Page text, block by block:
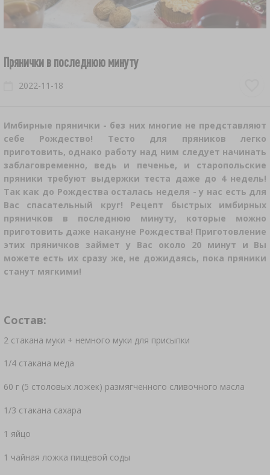
БАКТЕРИАЛЬНЫЕ ЗАКВАСКИ ДЛЯ
СТАРТЕРНЫЕ КУЛЬТУРЫ ДЛЯ КОЛБАС
ПОСОЛОЧНЫЕ СМЕСИ, МАРИНАДЫ, СПЕЦИИ
И ТРАВЫ
СЫЧУЖНЫЕ ФЕРМЕНТЫ ДЛЯ СЫРОДЕЛИЯ
ВСПОМОГАТЕЛЬНЫЕ ВЕЩЕСТВА ДЛЯ
СЫРОДЕЛИЯ
ЖЕЛИРУЮЩИЕ ВЕЩЕСТВА ДЛЯ ДЖЕМОВ
ДЛЯ ВЫПЕЧКИ
КОПТИЛЬНИ И КРЮЧКИ ›
ЩЕПА КОПТИЛЬНАЯ
ЧУГУННЫЕ КАСТРЮЛИ И СКОВОРОДКИ
ЖАРЕНИЕ НА ГРИЛЕ
КОЛБАСНЫЕ ШПРИЦЫ ›
ГОРШКИ И ФОРМЫ РИМСКИЕ
АКСЕССУАРЫ ДЛЯ ПОСОЛА
ЩИПЦЫ ДЛЯ МЯСА
ОБОЛОЧКИ ДЛЯ КОЛБАС
КОРЗИНЫ ДЛЯ БАЛЛОНОВ
РЕЗИНОВЫЕ ПРОБКИ И ПРОБКИ-КОЛПАЧКИ
ДЛЯ ВИННЫХ БУТЫЛЕЙ
БАНКИ ДЛЯ ФЕРМЕНТАЦИИ
ГИДРОЗАТВОРЫ
VYPITO
ПИТАТЕЛЬНЫЕ СРЕДЫ
ДРОЖЖИ
ПРЕССЫ
ФИЛЬТРОВАНИЕ
ГОРШКИ И ФОРМЫ РИМСКИЕ
ВСПОМОГАТЕЛЬНЫЕ ВЕЩЕСТВА
САЛФЕТКИ ДЛЯ СЫРА
ФОРМЫ ДЛЯ СЫРА
ДОПОЛНИТЕЛЬНЫЕ АКСЕССУАРЫ
ПРЕССЫ
ВАКУУМНАЯ УПАКОВКА ›
ЛИТЕРАТУРА
ЗАКВАСКИ БАКТЕРИАЛЬНЫЕ
ПРИПРАВЫ
ЭКСТРАКТЫ СОЛОДОВЫЕ
ДЕЛИКАТЕСЫ ЛОДЗИНСКИЕ
ДОБАВКИ К ПИВУ
ДРОЖЖИ
АРЕОМЕТРЫ
ФЕРМЕНТЕРЫ ПЛАСТИКОВЫЕ
ГИДРОЗАТВОРЫ
КРОНЕН-ПРОБКИ
БУТЫЛКИ
АНАЛИЗ ПИВА
БАНКИ
КРЫШКИ ДЛЯ БАНОК
АКСЕССУАРЫ ДЛЯ КОНСЕРВАЦИИ
МАШИНКИ ДЛЯ ПРОТИРАНИЯ ТОМАТОВ
ШИНКОВКИ ДЛЯ КАПУСТЫ
КОЛОТУШКИ ДЕРЕВЯННЫЕ ДЛЯ КАПУСТЫ
БОЧКИ И ПАКЕТЫ ДЛЯ ЗАСОЛКИ ›
КЕРАМИКА
БУТЫЛКИ
СКОРОВАРКИ
СУШИЛКИ ДЛЯ ПИЩЕВЫХ ПРОДУКТОВ
ЭТИКЕТКИ
КОЛОННЫ ФИЛЬТРАЦИОННЫЕ
ФЕРМЕНТЕРЫ
ИЗМЕРИТЕЛИ, ИНДИКАТОРЫ
ДОПОЛНИТЕЛЬНЫЕ АКСЕССУАРЫ
ВКУСОВЫЕ ДОБАВКИ ›
ОБЖИМНЫЕ УСТРОЙСТВА
БУТЫЛИ С УЗКИМ ГОРЛЫШКОМ
КРЫШКИ
VYPITO
ДРОЖЖИ СПИРТОВЫЕ
СУБСТРАТЫ
ПРИКРЕПЛЕНИЕ РАСТЕНИЙ
СРЕДСТВА ОТПУГИВАНИЯ ЖИВОТНЫХ ›
ТЕПЛИЦЫ И ТОННЕЛИ
САДОВЫЕ АКСЕССУАРЫ И ИНСТРУМЕНТЫ
ДОМИКИ И КОРМУШКИ ДЛЯ ПТИЦ
КОПТИЛЬНИ И КРЮЧКИ ›
КАМИНЫ
ХРАНЕНИЕ
ДЛЯ ХОЛОДИЛЬНИКА
СПЕЦИАЛЬНЫЕ
ЗООЛОГИЧЕСКИЕ
ЭЛЕКТРОННЫЕ
РЕТРО
ДАТЧИКИ БЕСПРОВОДНЫЕ
Прянички в последнюю минуту
2022-11-18
Имбирные прянички - без них многие не представляют
себе Рождество! Тесто для пряников легко
приготовить, однако работу над ним следует начинать
заблаговременно, ведь и печенье, и старопольские
пряники требуют выдержки теста даже до 4 недель!
Так как до Рождества осталась неделя - у нас есть для
Вас спасательный круг! Рецепт быстрых имбирных
пряничков в последнюю минуту, которые можно
приготовить даже накануне Рождества! Приготовление
этих пряничков займет у Вас около 20 минут и Вы
можете есть их сразу же, не дожидаясь, пока пряники
станут мягкими!
Состав:
2 стакана муки + немного муки для присыпки
1/4 стакана меда
60 г (5 столовых ложек) размягченного сливочного масла
1/3 стакана сахара
1 яйцо
1 чайная ложка пищевой соды